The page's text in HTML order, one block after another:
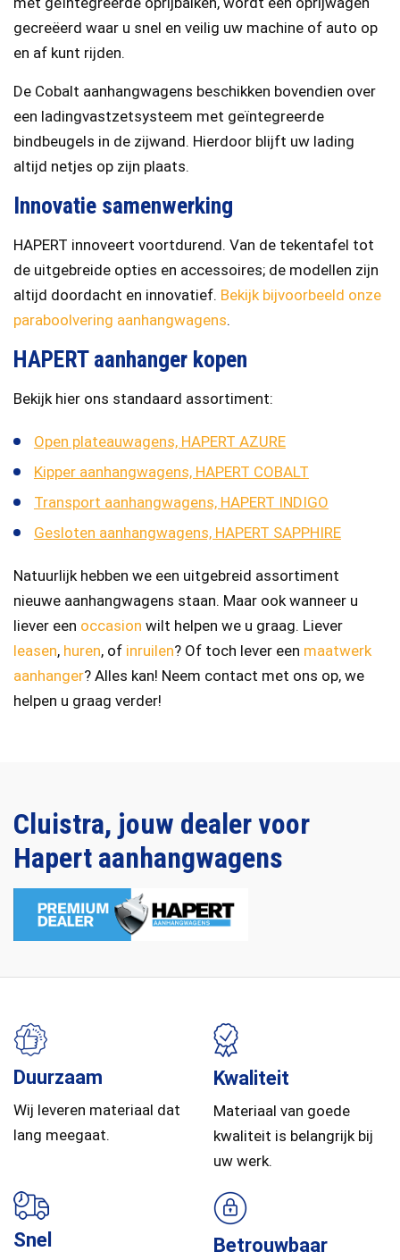
gecreëerd waar u snel en veilig uw machine of auto op
en af kunt rijden.
De Cobalt aanhangwagens beschikken bovendien over
een ladingvastzetsysteem met geïntegreerde
bindbeugels in de zijwand. Hierdoor blijft uw lading
altijd netjes op zijn plaats.
Innovatie samenwerking
HAPERT innoveert voortdurend. Van de tekentafel tot
de uitgebreide opties en accessoires; de modellen zijn
altijd doordacht en innovatief. Bekijk bijvoorbeeld onze
paraboolvering aanhangwagens.
HAPERT aanhanger kopen
Bekijk hier ons standaard assortiment:
Open plateauwagens, HAPERT AZURE
Kipper aanhangwagens, HAPERT COBALT
Transport aanhangwagens, HAPERT INDIGO
Gesloten aanhangwagens, HAPERT SAPPHIRE
Natuurlijk hebben we een uitgebreid assortiment
nieuwe aanhangwagens staan. Maar ook wanneer u
liever een occasion wilt helpen we u graag. Liever
leasen, huren, of inruilen? Of toch lever een maatwerk
aanhanger? Alles kan! Neem contact met ons op, we
helpen u graag verder!
Cluistra, jouw dealer voor
Hapert aanhangwagens
Duurzaam
Wij leveren materiaal dat
lang meegaat.
Kwaliteit
Materiaal van goede
kwaliteit is belangrijk bij
uw werk.
Snel Betrouwbaar